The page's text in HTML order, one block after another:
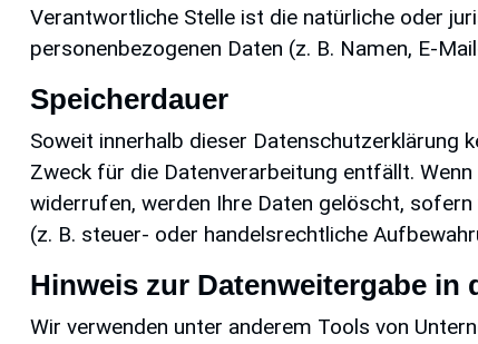
Verantwortliche Stelle ist die natürliche oder
personenbezogenen Daten (z. B. Namen, E-
Speicherdauer
Soweit innerhalb dieser Datenschutzerklärung
Zweck für die Datenverarbeitung entfällt.
widerrufen, werden Ihre Daten gelöscht,
(z. B. steuer- oder handelsrechtliche
Hinweis zur Datenweitergabe
Wir verwenden unter anderem Tools von